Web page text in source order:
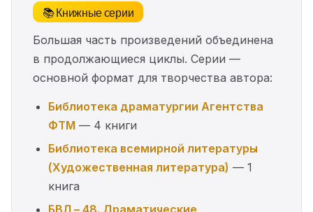
📚 Книжные серии
Большая часть произведений объединена
в продолжающиеся циклы. Серии —
основной формат для творчества автора:
Библиотека драматургии Агентства
ФТМ — 4 книги
Библиотека всемирной литературы
(Художественная литература) — 1
книга
БВЛ – 48. Драматические